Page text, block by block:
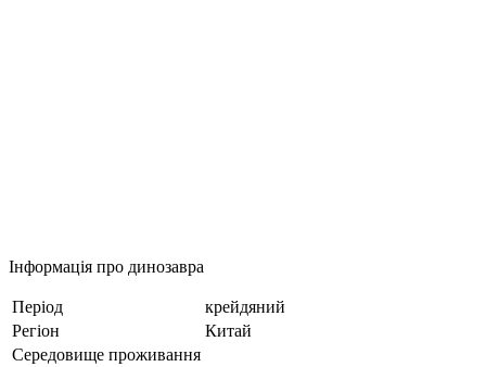
Інформація про динозавра
Період
крейдяний
Регіон
Китай
Середовище проживання